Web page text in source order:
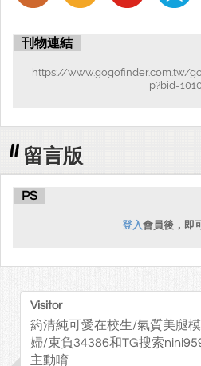
刊物連結
https://www.gogofinder.com.tw/
留言版
PS
登入會員後，即
Visitor
箹清純可愛在校生/氣質美腿
婦/束負34386和TG搜索
主動唷